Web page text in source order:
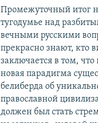
Промежуточный итог
тугодумье над
вечными русскими
прекрасно знают, кто
заключается в том,
новая парадигма
белиберда об
православной
должен был стать